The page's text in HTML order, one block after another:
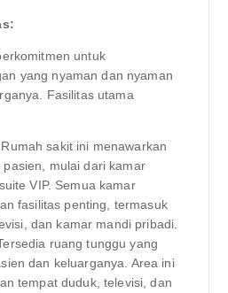
untuk
yang nyaman dan nyaman
Fasilitas utama
Rumah sakit ini menawarkan
pasien, mulai dari kamar
VIP. Semua kamar
fasilitas penting, termasuk
dan kamar mandi pribadi.
ruang tunggu yang
dan keluarganya. Area ini
tempat duduk, televisi, dan